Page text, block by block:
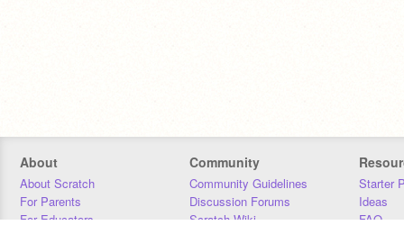
About
About Scratch
For Parents
For Educators
Community
Community Guidelines
Discussion Forums
Scratch Wiki
Starter
Ideas
FAQ